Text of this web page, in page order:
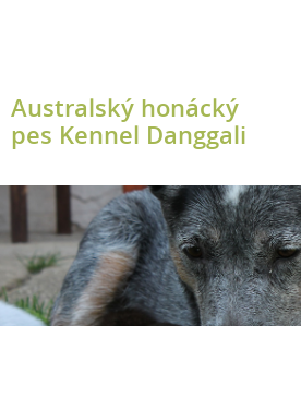
Australský honácký
pes Kennel Danggali